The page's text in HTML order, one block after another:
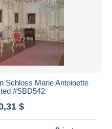
Schloss Marie Antoinette
#SBD542
$